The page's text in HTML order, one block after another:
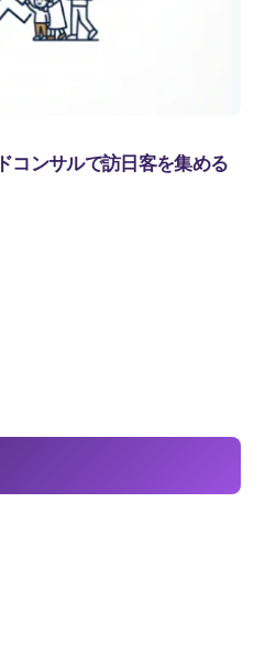
コンサルで訪日客を集める